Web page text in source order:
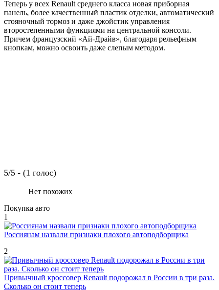
Теперь у всех Renault среднего класса новая приборная
панель, более качественный пластик отделки, автоматический
стояночный тормоз и даже джойстик управления
второстепенными функциями на центральной консоли.
Причем французский «Ай-Драйв», благодаря рельефным
кнопкам, можно освоить даже слепым методом.
5/5 - (1 голос)
Нет похожих
Покупка авто
1
Россиянам назвали признаки плохого автоподборщика
2
Привычный кроссовер Renault подорожал в России в три раза.
Сколько он стоит теперь